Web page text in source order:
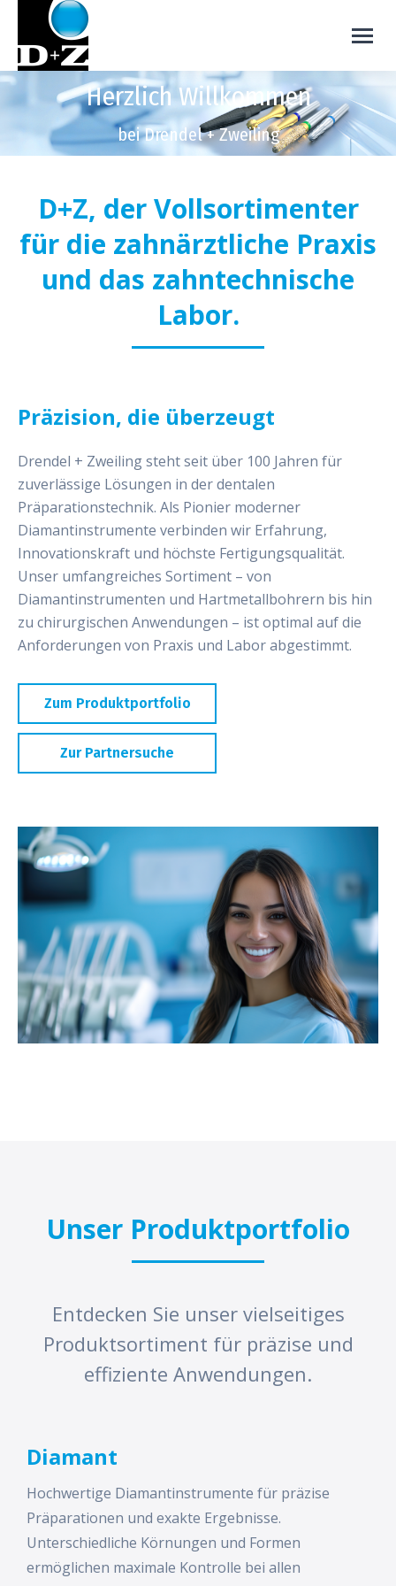
Herzlich Willkommen
bei Drendel + Zweiling
D+Z, der Vollsortimenter
für die zahnärztliche Praxis
und das zahntechnische
Labor.
Präzision, die überzeugt
Drendel + Zweiling steht seit über 100 Jahren für
zuverlässige Lösungen in der dentalen
Präparationstechnik. Als Pionier moderner
Diamantinstrumente verbinden wir Erfahrung,
Innovationskraft und höchste Fertigungsqualität.
Unser umfangreiches Sortiment – von
Diamantinstrumenten und Hartmetallbohrern bis hin
zu chirurgischen Anwendungen – ist optimal auf die
Anforderungen von Praxis und Labor abgestimmt.
Zum Produktportfolio
Zur Partnersuche
Unser Produktportfolio
Entdecken Sie unser vielseitiges
Produktsortiment für präzise und
effiziente Anwendungen.
Diamant
Hochwertige Diamantinstrumente für präzise
Präparationen und exakte Ergebnisse.
Unterschiedliche Körnungen und Formen
ermöglichen maximale Kontrolle bei allen